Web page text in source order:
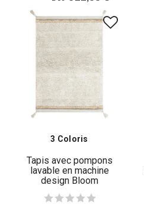
3 Coloris
Tapis avec pompons
lavable en machine
design Bloom